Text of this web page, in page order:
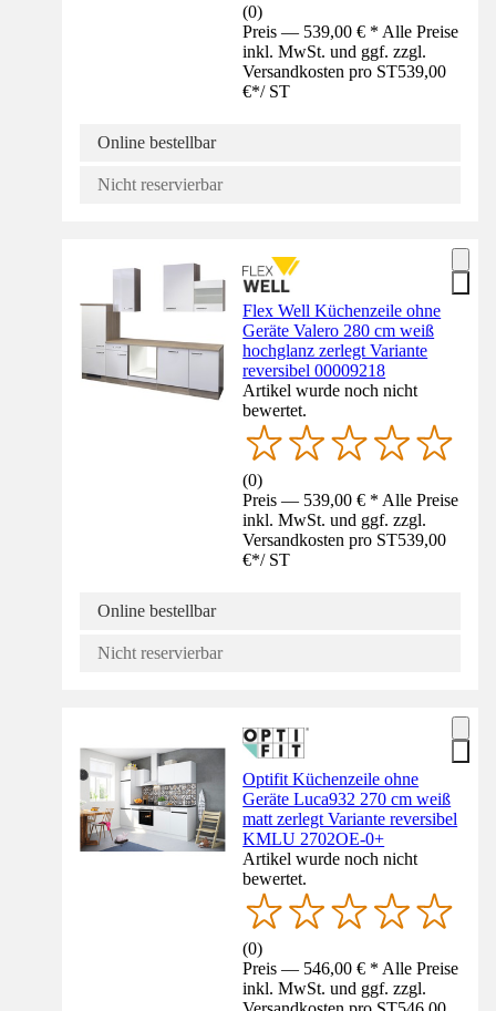
(0)
Preis — 539,00 € * Alle Preise
inkl. MwSt. und ggf. zzgl.
Versandkosten pro ST539,00
€*/ ST
Online bestellbar
Nicht reservierbar
Flex Well Küchenzeile ohne
Geräte Valero 280 cm weiß
hochglanz zerlegt Variante
reversibel 00009218
Artikel wurde noch nicht
bewertet.
(0)
Preis — 539,00 € * Alle Preise
inkl. MwSt. und ggf. zzgl.
Versandkosten pro ST539,00
€*/ ST
Online bestellbar
Nicht reservierbar
Optifit Küchenzeile ohne
Geräte Luca932 270 cm weiß
matt zerlegt Variante reversibel
KMLU 2702OE-0+
Artikel wurde noch nicht
bewertet.
(0)
Preis — 546,00 € * Alle Preise
inkl. MwSt. und ggf. zzgl.